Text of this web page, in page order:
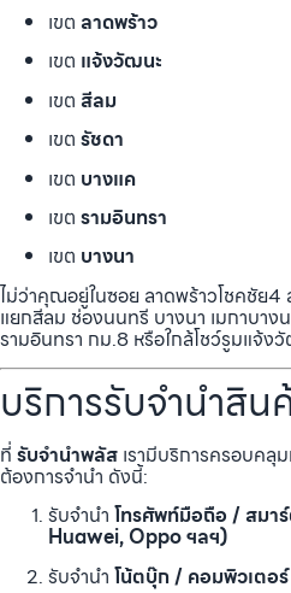
เขต ลาดพร้าว
เขต แจ้งวัฒนะ
เขต สีลม
เขต รัชดา
เขต บางแค
เขต รามอินทรา
เขต บางนา
ไม่ว่าคุณอยู่ในซอย ลาดพร้าวโชคชัย4
แยกสีลม ช่องนนทรี บางนา เมกาบาง
รามอินทรา กม.8 หรือใกล้โชว์รูมแจ้ง
บริการรับจำนำสิน
ที่ รับจำนำพลัส เรามีบริการครอบคลุ
ต้องการจำนำ ดังนี้:
รับจำนำ โทรศัพท์มือถือ / สมา
Huawei, Oppo ฯลฯ)
รับจำนำ โน้ตบุ๊ก / คอมพิวเตอ